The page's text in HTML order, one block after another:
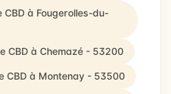
à Fougerolles-du-
CBD à Chemazé - 53200
CBD à Montenay - 53500